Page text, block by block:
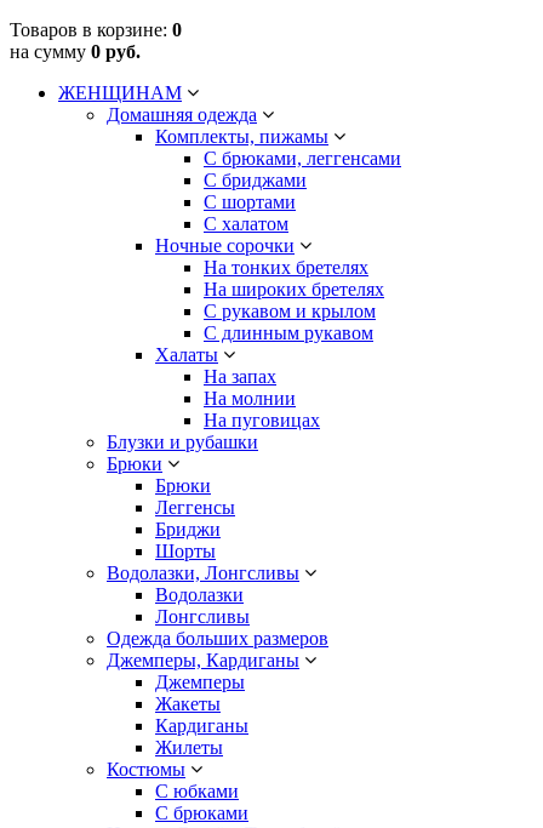
Товаров в корзине: 0
на сумму 0 руб.
ЖЕНЩИНАМ
Домашняя одежда
Комплекты, пижамы
С брюками, леггенсами
С бриджами
С шортами
С халатом
Ночные сорочки
На тонких бретелях
На широких бретелях
С рукавом и крылом
С длинным рукавом
Халаты
На запах
На молнии
На пуговицах
Блузки и рубашки
Брюки
Брюки
Леггенсы
Бриджи
Шорты
Водолазки, Лонгсливы
Водолазки
Лонгсливы
Одежда больших размеров
Джемперы, Кардиганы
Джемперы
Жакеты
Кардиганы
Жилеты
Костюмы
С юбками
С брюками